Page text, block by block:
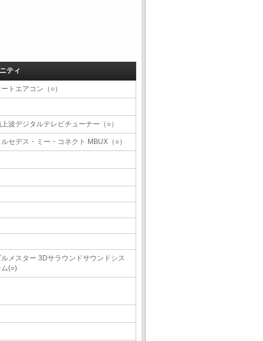
ティ
トエアコン（○）
波デジタルテレビチューナー（○）
セデス・ミー・コネクト MBUX（○）
メスター 3Dサラウンドサウンドシス
ム(○)